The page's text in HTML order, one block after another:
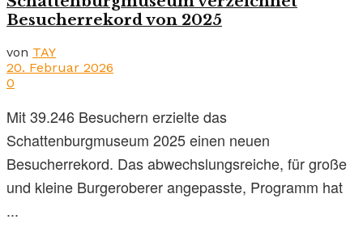
Besucherrekord von 2025
von TAY
20. Februar 2026
0
Mit 39.246 Besuchern erzielte das
Schattenburgmuseum 2025 einen neuen
Besucherrekord. Das abwechslungsreiche, für große
und kleine Burgeroberer angepasste, Programm hat
...